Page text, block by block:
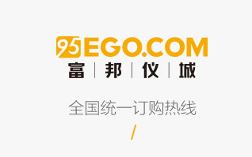
GC,≥9
7
阿拉丁 环戊酮 120-92-3 分
析标准品 5ml
8
麦克林 苯甲醇 Benzyl
alcohol Standard for GC
≥99.5% (GC
上海笃特 DHP系列电热恒温培养箱 DHP-
9012
/